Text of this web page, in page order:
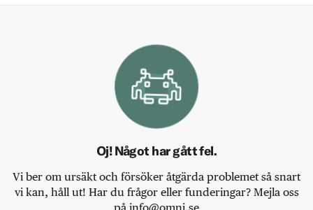
Oj! Något har gått fel.
Vi ber om ursäkt och försöker åtgärda problemet så snart
vi kan, håll ut! Har du frågor eller funderingar? Mejla oss